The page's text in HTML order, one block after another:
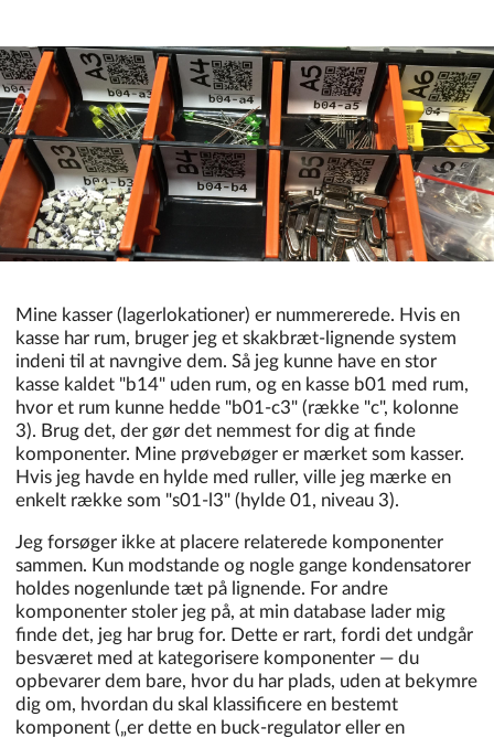
Mine kasser (lagerlokationer) er nummererede. Hvis en
kasse har rum, bruger jeg et skakbræt-lignende system
indeni til at navngive dem. Så jeg kunne have en stor
kasse kaldet "b14" uden rum, og en kasse b01 med rum,
hvor et rum kunne hedde "b01-c3" (række "c", kolonne
3). Brug det, der gør det nemmest for dig at finde
komponenter. Mine prøvebøger er mærket som kasser.
Hvis jeg havde en hylde med ruller, ville jeg mærke en
enkelt række som "s01-l3" (hylde 01, niveau 3).
Jeg forsøger ikke at placere relaterede komponenter
sammen. Kun modstande og nogle gange kondensatorer
holdes nogenlunde tæt på lignende. For andre
komponenter stoler jeg på, at min database lader mig
finde det, jeg har brug for. Dette er rart, fordi det undgår
besværet med at kategorisere komponenter — du
opbevarer dem bare, hvor du har plads, uden at bekymre
dig om, hvordan du skal klassificere en bestemt
komponent („er dette en buck-regulator eller en